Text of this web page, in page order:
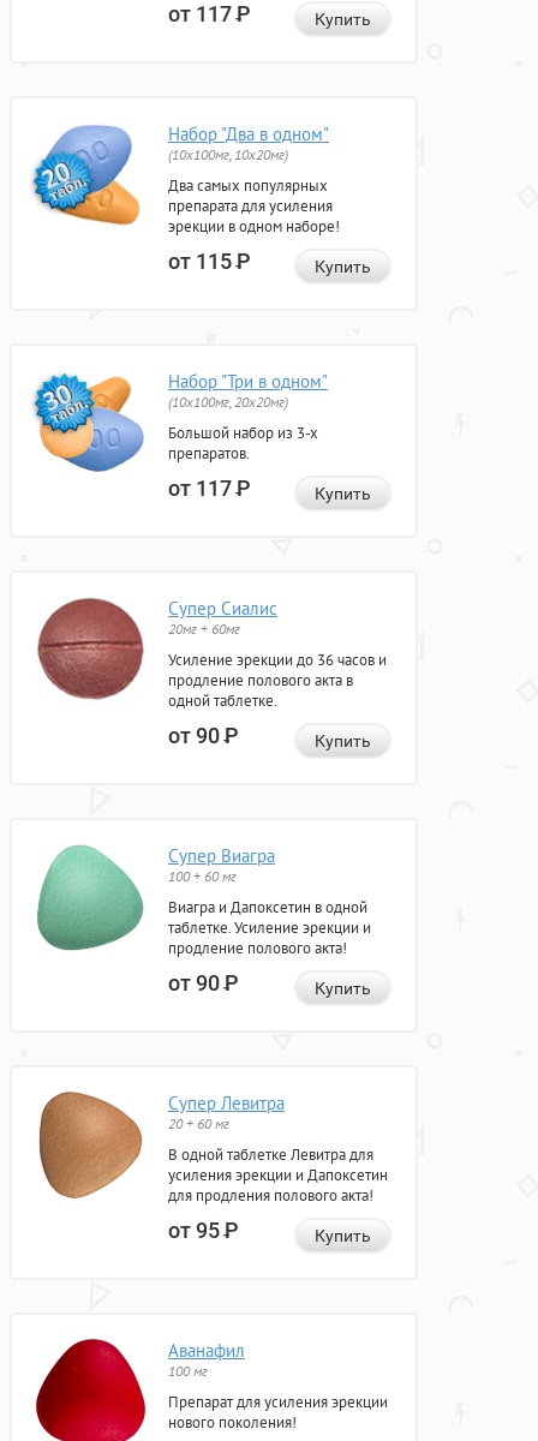
от 117Р Купить
Набор "Два в одном"
(10x100мг, 10x20мг)
Два самых популярных
препарата для усиления
эрекции в одном наборе!
от 115Р Купить
Набор "Три в одном"
(10x100мг, 20x20мг)
Большой набор из 3-х
препаратов.
от 117Р Купить
Супер Сиалис
20мг + 60мг
Усиление эрекции до 36 часов и
продление полового акта в
одной таблетке.
от 90Р Купить
Супер Виагра
100 + 60 мг
Виагра и Дапоксетин в одной
таблетке. Усиление эрекции и
продление полового акта!
от 90Р Купить
Супер Левитра
20 + 60 мг
В одной таблетке Левитра для
усиления эрекции и Дапоксетин
для продления полового акта!
от 95Р Купить
Аванафил
100 мг
Препарат для усиления эрекции
нового поколения!